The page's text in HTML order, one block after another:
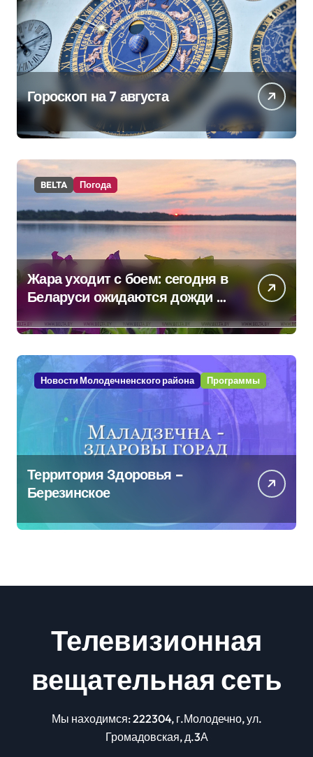
Гороскоп на 7 августа
BELTA Погода
Жара уходит с боем: сегодня в
Беларуси ожидаются дожди и
грозы
Новости Молодечненского района Программы
Территория Здоровья –
Березинское
Телевизионная
вещательная сеть
Мы находимся: 222304, г.Молодечно, ул.
Громадовская, д.3А